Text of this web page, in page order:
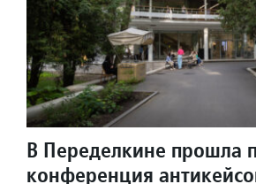
В Переделкине прошла
конференция